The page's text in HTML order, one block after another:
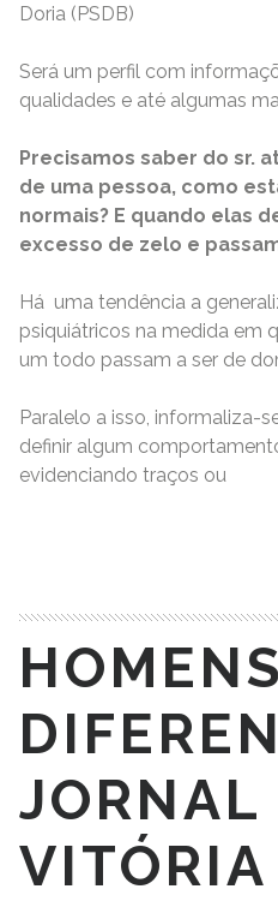
Doria (PSDB)
Será um perfil com
qualidades e até algumas
Precisamos saber do sr.
de uma pessoa, como
normais? E quando elas
excesso de zelo e
Há uma tendência a
psiquiátricos na medida em
um todo passam a ser de
Paralelo a isso, informaliza-
definir algum
evidenciando traços ou
JORNAL
VITÓRIA